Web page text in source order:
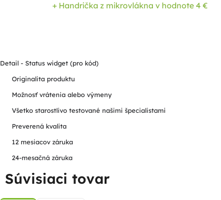
+ Handrička z mikrovlákna v hodnote 4 €
Detail - Status widget (pro kód)
Originalita produktu
Možnosť vrátenia alebo výmeny
Všetko starostlivo testované našimi špecialistami
Preverená kvalita
12 mesiacov záruka
24-mesačná záruka
Súvisiaci tovar